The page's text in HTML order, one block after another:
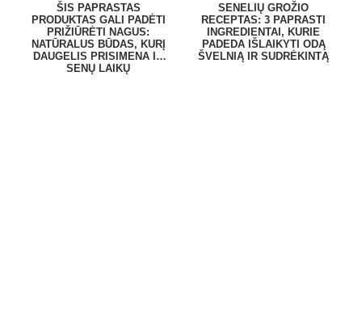
ŠIS PAPRASTAS
PRODUKTAS GALI PADĖTI
PRIŽIŪRĖTI NAGUS:
NATŪRALUS BŪDAS, KURĮ
DAUGELIS PRISIMENA IŠ
SENŲ LAIKŲ
SENELIŲ GROŽIO
RECEPTAS: 3 PAPRASTI
INGREDIENTAI, KURIE
PADEDA IŠLAIKYTI ODĄ
ŠVELNIĄ IR SUDRĖKINTĄ